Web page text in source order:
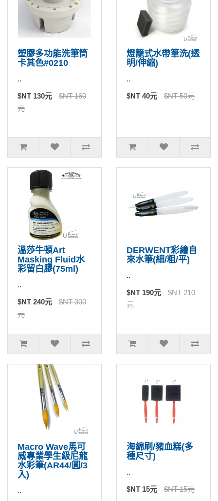
塑膠多功能洗筆筒
卡其色#0210
..
$NT 130元
$NT 160
元
燈籠式水帶筆洗(透
明/伸縮)
..
$NT 40元 $NT 50元
溫莎牛頓Art
Masking Fluid水
彩留白膠(75ml)
..
$NT 240元
$NT 300
元
DERWENT彩繪自
來水筆(細/粗/平)
..
$NT 190元
$NT 210
元
Macro Wave馬可
威專業學生級尼龍
水彩筆(AR44/圓/3
入)
..
海綿刷/豬血糕(多
種尺寸)
..
$NT 15元 $NT 15元